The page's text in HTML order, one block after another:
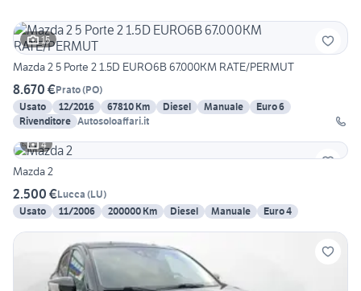
15
Mazda 2 5 Porte 2 1.5D EURO6B 67.000KM RATE/PERMUT
8.670 €Prato(PO)
Usato
12/2016 67810 Km Diesel Manuale
Euro 6
Rivenditore Autosoloaffari.it
4
Mazda 2
2.500 €Lucca (LU)
Usato
11/2006 200000 Km Diesel Manuale Euro 4